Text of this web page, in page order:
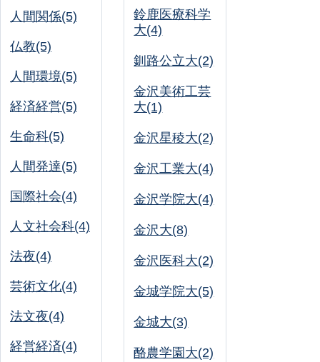
人間関係(5)
仏教(5)
人間環境(5)
経済経営(5)
生命科(5)
人間発達(5)
国際社会(4)
人文社会科(4)
法夜(4)
芸術文化(4)
法文夜(4)
経営経済(4)
鈴鹿医療科学
大(4)
釧路公立大(2)
金沢美術工芸
大(1)
金沢星稜大(2)
金沢工業大(4)
金沢学院大(4)
金沢大(8)
金沢医科大(2)
金城学院大(5)
金城大(3)
酪農学園大(2)